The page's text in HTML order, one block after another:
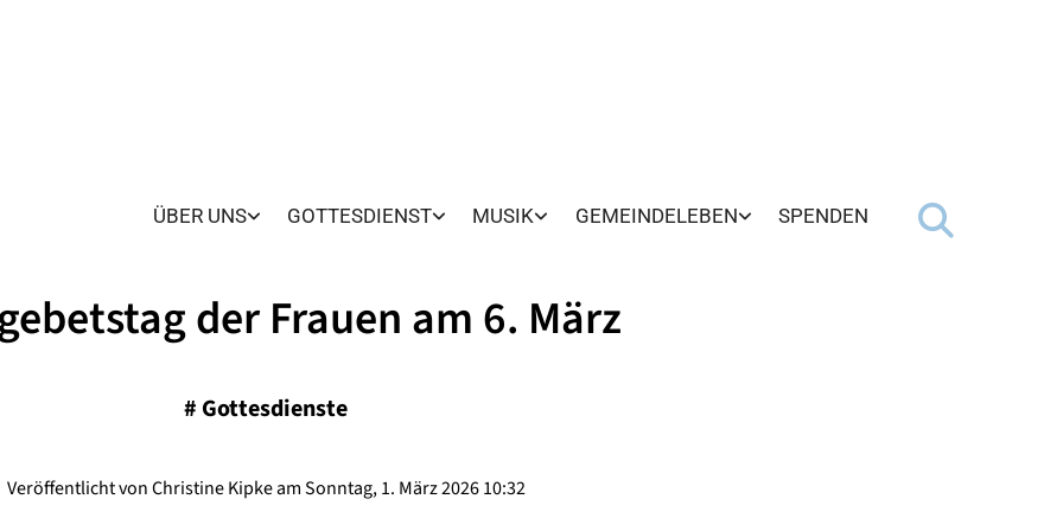
ÜBER UNS GOTTESDIENST MUSIK GEMEINDELEBEN SPENDEN
der Frauen am 6. März
# Gottesdienste
Veröffentlicht von Christine Kipke am Sonntag, 1. März 2026 10:32